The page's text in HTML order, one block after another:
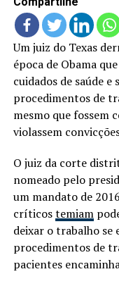
Um juiz do Texas
época de Obama
cuidados de saúde e
procedimentos de
mesmo que fossem
violassem
O juiz da corte
nomeado pelo
um mandato de
críticostemiam
deixar o trabalho se
procedimentos de
pacientes